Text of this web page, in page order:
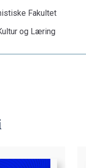
Fakultet
og Læring